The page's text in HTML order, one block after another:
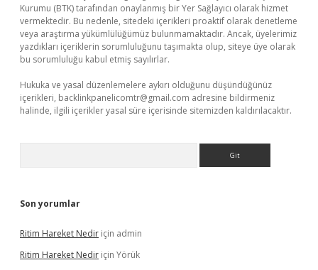
Kurumu (BTK) tarafından onaylanmış bir Yer Sağlayıcı olarak hizmet
vermektedir. Bu nedenle, sitedeki içerikleri proaktif olarak denetleme
veya araştırma yükümlülüğümüz bulunmamaktadır. Ancak, üyelerimiz
yazdıkları içeriklerin sorumluluğunu taşımakta olup, siteye üye olarak
bu sorumluluğu kabul etmiş sayılırlar.
Hukuka ve yasal düzenlemelere aykırı olduğunu düşündüğünüz
içerikleri, backlinkpanelicomtr@gmail.com adresine bildirmeniz
halinde, ilgili içerikler yasal süre içerisinde sitemizden kaldırılacaktır.
Son yorumlar
Ritim Hareket Nedir için admin
Ritim Hareket Nedir için Yörük